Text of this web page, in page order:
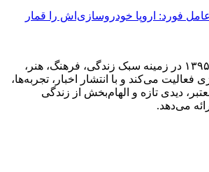
فورد: اروپا خودروسازی‌اش را قمار
«مجله ایران» از سال ۱۳۹۵ در زمینه سبک زندگی، فرهنگ، هنر،
فعالیت می‌کند و با انتشار اخبار، تجربه‌ها،
دیدی تازه و الهام‌بخش از زندگی
می‌دهد.